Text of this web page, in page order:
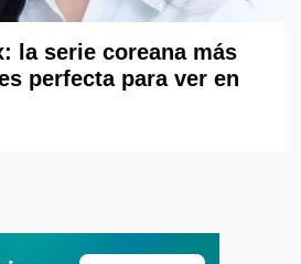
la serie coreana más
perfecta para ver en